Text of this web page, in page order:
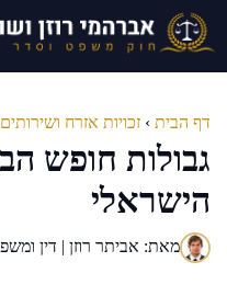
לדלג
לתוכן
דף הבית › זכויות אזרח
גבולות חופש
הישראלי
מאת: אביתר רוזן | דין